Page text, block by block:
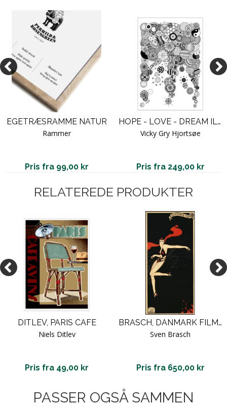
EGETRÆSRAMME NATUR
Rammer
Pris fra 99,00 kr
HOPE - LOVE - DREAM ILLUSTRATION - PLAKAT
Vicky Gry Hjortsøe
Pris fra 249,00 kr
RELATEREDE PRODUKTER
DITLEV, PARIS CAFE
Niels Ditlev
Pris fra 49,00 kr
BRASCH, DANMARK FILM, DANSER 1917
Sven Brasch
Pris fra 650,00 kr
PASSER OGSÅ SAMMEN